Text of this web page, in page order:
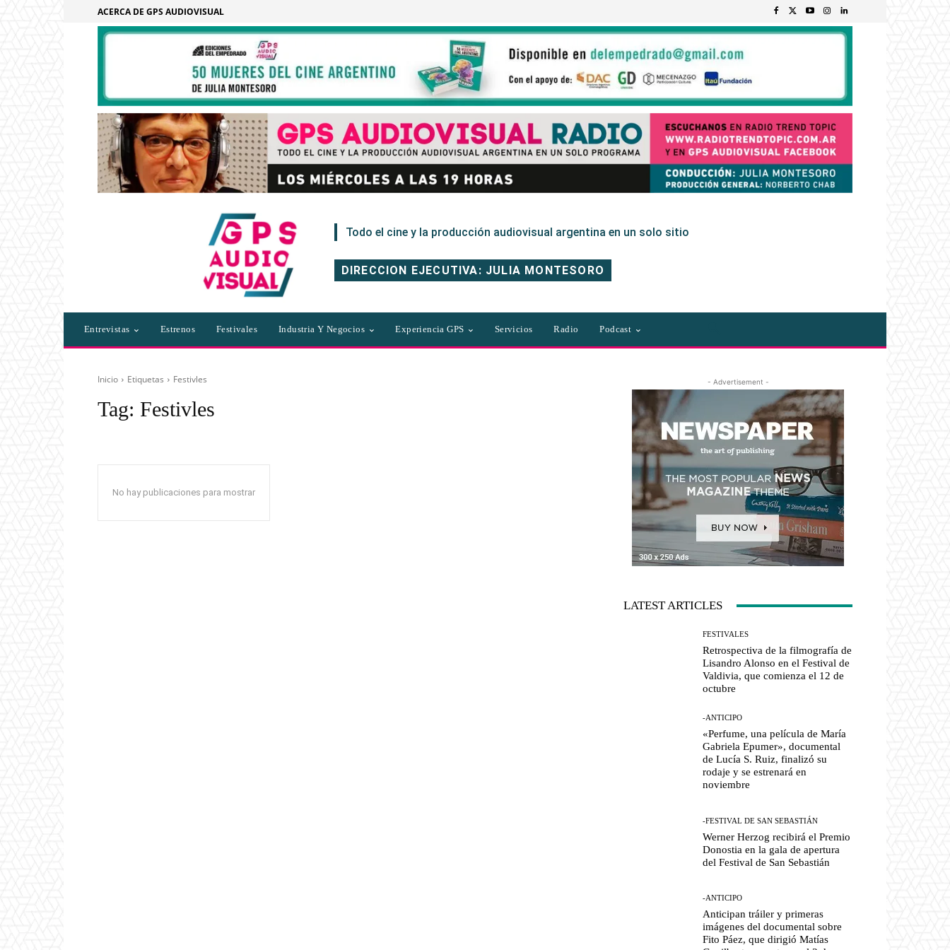
ACERCA DE GPS AUDIOVISUAL
Todo el cine y la producción audiovisual argentina en un solo sitio
DIRECCION EJECUTIVA: JULIA MONTESORO
Entrevistas Estrenos Festivales Industria Y Negocios Experiencia GPS Servicios Radio Podcast
Inicio Etiquetas Festivles
Tag: Festivles
No hay publicaciones para mostrar
- Advertisement -
LATEST ARTICLES
FESTIVALES
Retrospectiva de la filmografía de
Lisandro Alonso en el Festival de
Valdivia, que comienza el 12 de
octubre
-ANTICIPO
«Perfume, una película de María
Gabriela Epumer», documental
de Lucía S. Ruiz, finalizó su
rodaje y se estrenará en
noviembre
-FESTIVAL DE SAN SEBASTIÁN
Werner Herzog recibirá el Premio
Donostia en la gala de apertura
del Festival de San Sebastián
-ANTICIPO
Anticipan tráiler y primeras
imágenes del documental sobre
Fito Páez, que dirigió Matías